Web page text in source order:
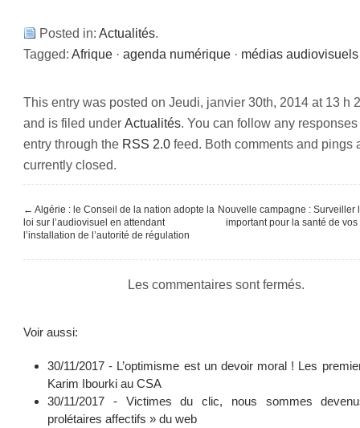
Posted in: Actualités.
Tagged: Afrique · agenda numérique · médias audiovisuels
This entry was posted on Jeudi, janvier 30th, 2014 at 13 h
and is filed under Actualités. You can follow any
entry through the RSS 2.0 feed. Both comments and pings
currently closed.
← Algérie : le Conseil de la nation adopte la
loi sur l’audiovisuel en attendant
l’installation de l’autorité de régulation
Nouvelle campagne : Surveiller
important pour la santé de vos
Les commentaires sont fermés.
Voir aussi:
30/11/2017 - L’optimisme est un devoir moral ! Les
Karim Ibourki au CSA
30/11/2017 - Victimes du clic, nous sommes
prolétaires affectifs » du web